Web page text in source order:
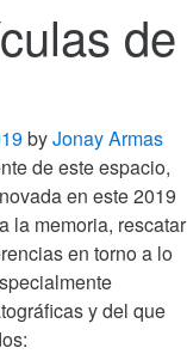
de
byJonay Armas
de este espacio,
en este 2019
la memoria, rescatar
en torno a lo
y del que